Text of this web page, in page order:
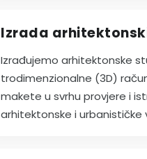
Izrada
Izrađujemo arhitektonske
trodimenzionalne (3D)
makete u svrhu provjere i
arhitektonske i urbanističke